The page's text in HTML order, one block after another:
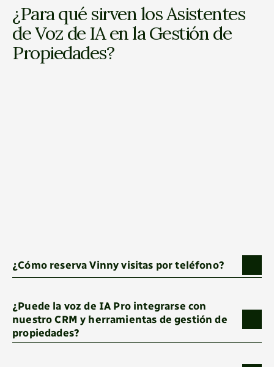
¿Para qué sirven los Asistentes
de Voz de IA en la Gestión de
Propiedades?
¿Cómo reserva Vinny visitas por teléfono?
¿Puede la voz de IA Pro integrarse con
nuestro CRM y herramientas de gestión de
propiedades?